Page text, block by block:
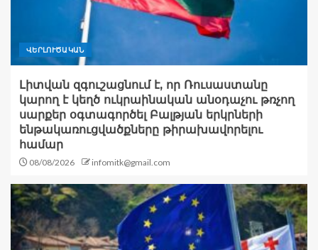
ՎԵՐԼՈՒԾԱԿԱՆ
Լիտվան զգուշացնում է, որ Ռուսաստանը
կարող է կեղծ ուկրաինական անօդաչու թռչող
սարքեր օգտագործել Բալթյան երկրների
ենթակառուցվածքները թիրախավորելու
համար
08/08/2026 infomitk@gmail.com